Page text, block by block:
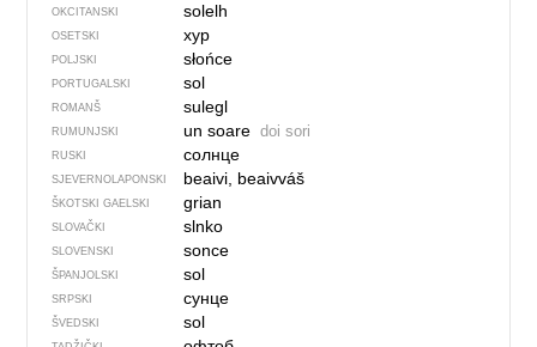
OKCITANSKI solelh
OSETSKI хур
POLJSKI słońce
PORTUGALSKI sol
ROMANŠ sulegl
RUMUNJSKI un soare doi sori
RUSKI солнце
SJEVER­NO­LA­PONSKI beaivi, beaivváš
ŠKOTSKI GAELSKI grian
SLOVAČKI slnko
SLOVENSKI sonce
ŠPANJOLSKI sol
SRPSKI сунце
ŠVEDSKI sol